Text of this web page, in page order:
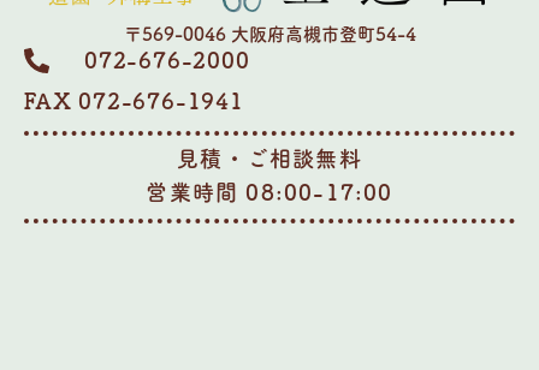
〒569-0046 大阪府高槻市登町54-4
072-676-2000
FAX 072-676-1941
見積・ご相談無料
営業時間 08:00-17:00